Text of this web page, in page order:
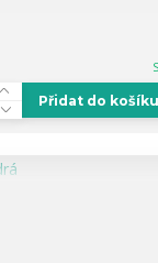
Přidat do košíku